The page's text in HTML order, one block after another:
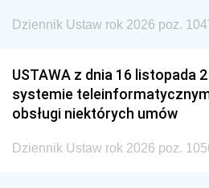
Dziennik Ustaw rok 2026 poz.
USTAWA z dnia 16 listopada
systemie
obsługi niektórych umów
Dziennik Ustaw rok 2026 poz.